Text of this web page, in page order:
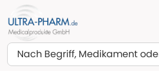
Suchen